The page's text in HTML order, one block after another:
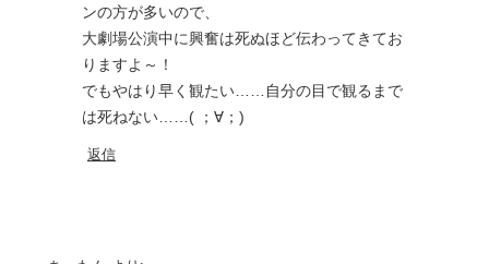
ンの方が多いので、
大劇場公演中に興奮は死ぬほど伝わってきてお
りますよ～！
でもやはり早く観たい……自分の目で観るまで
は死ねない……( ；∀；)
返信